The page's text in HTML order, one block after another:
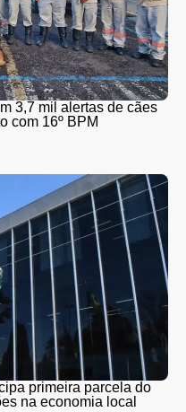
3,7 mil alertas de cães
com 16º BPM
primeira parcela do
na economia local